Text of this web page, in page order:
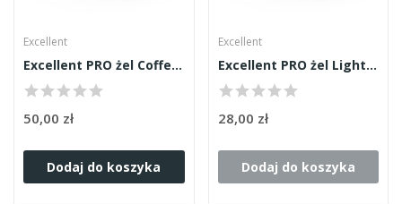
Excellent
Excellent PRO żel Coffee Beige 50g
50,00 zł
Dodaj do koszyka
Excellent
Excellent PRO żel Light French Pink 15ml
28,00 zł
Dodaj do koszyka